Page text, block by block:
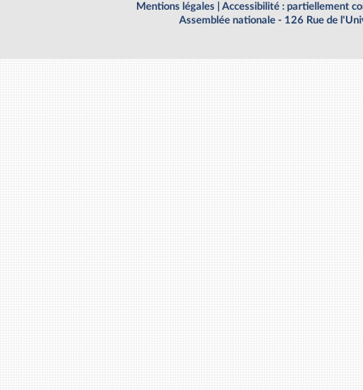
Mentions légales
Accessibilité : partiellement
Assemblée nationale - 126 Rue de